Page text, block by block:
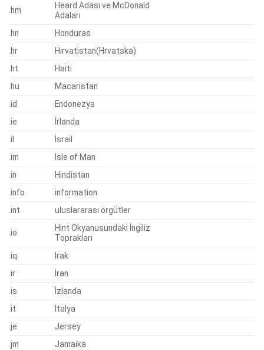
.hm
Heard Adası ve McDonald
Adaları
.hn
Honduras
.hr
Hırvatistan(Hrvatska)
.ht
Haiti
.hu
Macaristan
.id
Endonezya
.ie
İrlanda
.il
İsrail
.im
Isle of Man
.in
Hindistan
.info
information
.int
uluslararası örgütler
.io
Hint Okyanusundaki İngiliz
Toprakları
.iq
Irak
.ir
İran
.is
İzlanda
.it
İtalya
.je
Jersey
.jm
Jamaika